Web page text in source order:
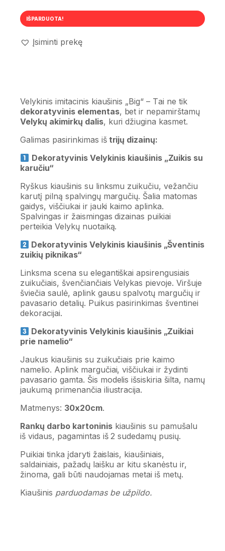
IŠPARDUOTA!
Įsiminti prekę
Velykinis imitacinis kiaušinis „Big“ – Tai ne tik
dekoratyvinis elementas, bet ir nepamirštamų
Velykų akimirkų dalis, kuri džiugina kasmet.
Galimas pasirinkimas ištrijų dizainų:
Dekoratyvinis Velykinis kiaušinis „Zuikis su
karučiu“
Ryškus kiaušinis su linksmu zuikučiu, vežančiu
karutį pilną spalvingų margučių. Šalia matomas
gaidys, viščiukai ir jauki kaimo aplinka.
Spalvingas ir žaismingas dizainas puikiai
perteikia Velykų nuotaiką.
Dekoratyvinis Velykinis kiaušinis „Šventinis
zuikių piknikas“
Linksma scena su elegantiškai apsirengusiais
zuikučiais, švenčiančiais Velykas pievoje. Viršuje
šviečia saulė, aplink gausu spalvotų margučių ir
pavasario detalių. Puikus pasirinkimas šventinei
dekoracijai.
Dekoratyvinis Velykinis kiaušinis „Zuikiai
prie namelio“
Jaukus kiaušinis su zuikučiais prie kaimo
namelio. Aplink margučiai, viščiukai ir žydinti
pavasario gamta. Šis modelis išsiskiria šilta, namų
jaukumą primenančia iliustracija.
Matmenys: 30x20cm.
Rankų darbo kartoniniskiaušinis su pamušalu
iš vidaus, pagamintas iš 2 sudedamų pusių.
Puikiai tinka įdaryti žaislais, kiaušiniais,
saldainiais, pažadų laišku ar kitu skanėstu ir,
žinoma, gali būti naudojamas metai iš metų.
Kiaušinis parduodamas be užpildo.